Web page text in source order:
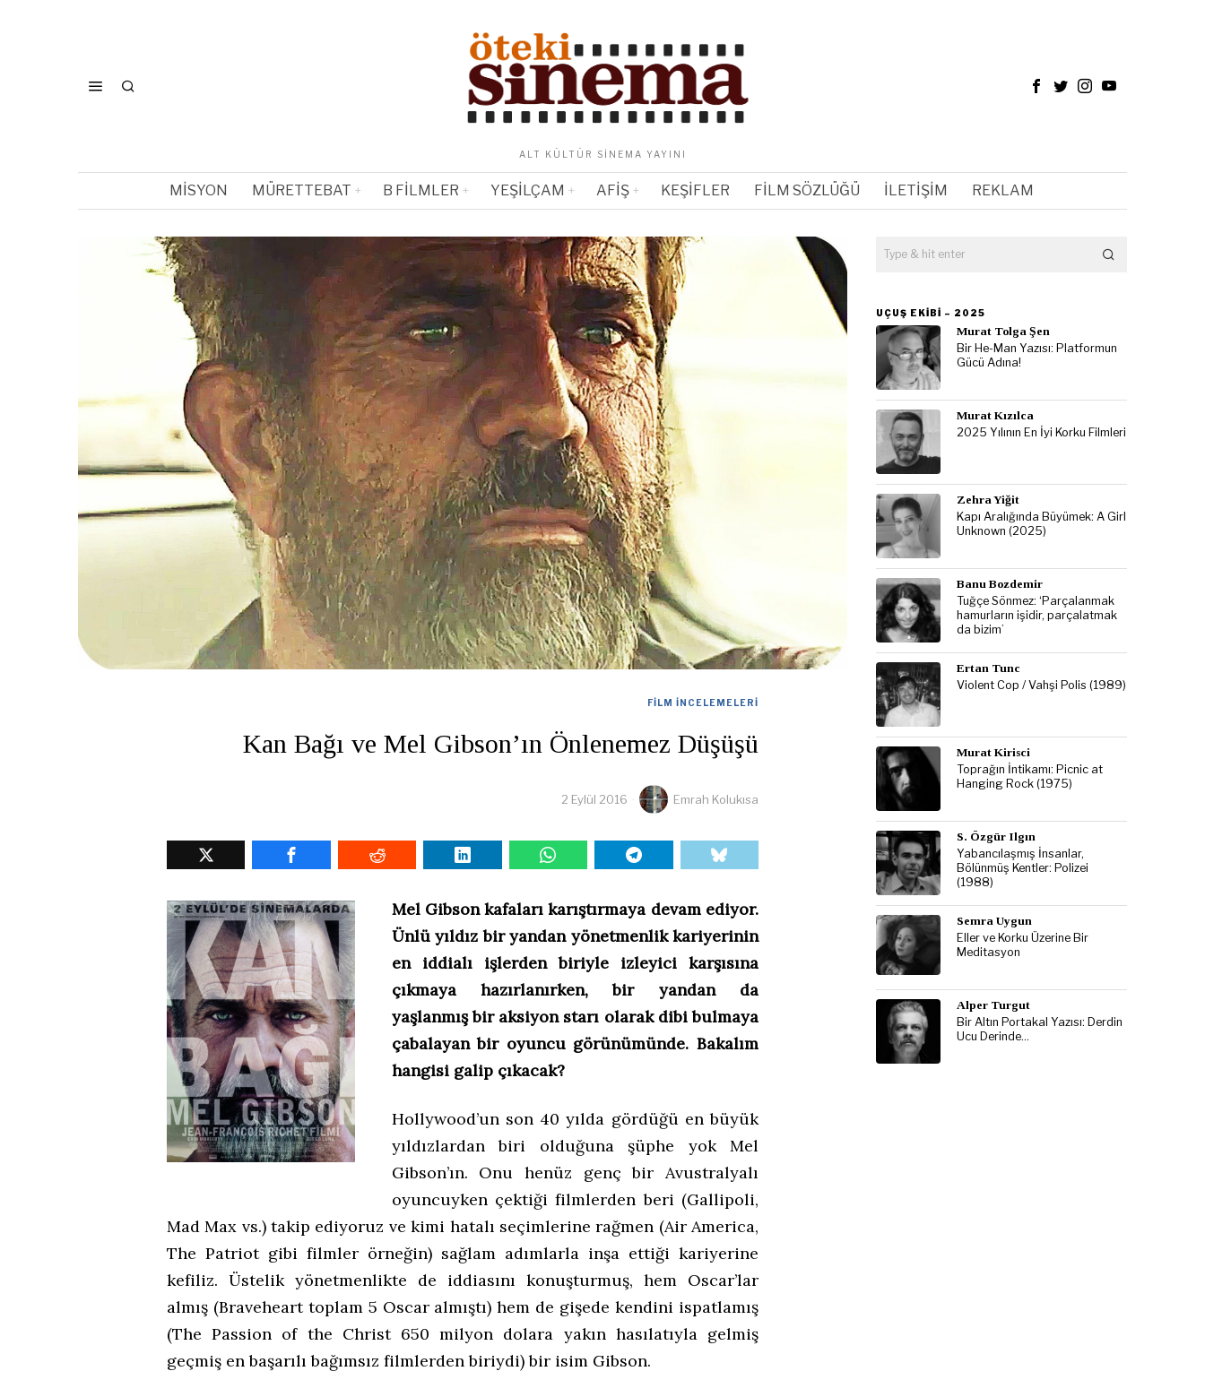
ALT KÜLTÜR SINEMA YAYINI
MISYON MÜRETTEBAT B FILMLER YEŞILÇAM AFIŞ KEŞIFLER FILM SÖZLÜĞÜ İLETIŞIM REKLAM
FILM İNCELEMELERI
Kan Bağı ve Mel Gibson’ın Önlenemez Düşüşü
2 Eylül 2016 Emrah Kolukısa
Mel Gibson kafaları karıştırmaya devam ediyor.
Ünlü yıldız bir yandan yönetmenlik kariyerinin
en iddialı işlerden biriyle izleyici karşısına
çıkmaya hazırlanırken, bir yandan da
yaşlanmış bir aksiyon starı olarak dibi bulmaya
çabalayan bir oyuncu görünümünde. Bakalım
hangisi galip çıkacak?
Hollywood’un son 40 yılda gördüğü en büyük
yıldızlardan biri olduğuna şüphe yok Mel
Gibson’ın. Onu henüz genç bir Avustralyalı
oyuncuyken çektiği filmlerden beri (Gallipoli,
Mad Max vs.) takip ediyoruz ve kimi hatalı seçimlerine rağmen (Air America,
The Patriot gibi filmler örneğin) sağlam adımlarla inşa ettiği kariyerine
kefiliz. Üstelik yönetmenlikte de iddiasını konuşturmuş, hem Oscar’lar
almış (Braveheart toplam 5 Oscar almıştı) hem de gişede kendini ispatlamış
(The Passion of the Christ 650 milyon dolara yakın hasılatıyla gelmiş
geçmiş en başarılı bağımsız filmlerden biriydi) bir isim Gibson.
UÇUŞ EKIBI – 2025
Murat Tolga Şen
Bir He-Man Yazısı: Platformun
Gücü Adına!
Murat Kızılca
2025 Yılının En İyi Korku Filmleri
Zehra Yiğit
Kapı Aralığında Büyümek: A Girl
Unknown (2025)
Banu Bozdemir
Tuğçe Sönmez: ‘Parçalanmak
hamurların işidir, parçalatmak
da bizim’
Ertan Tunc
Violent Cop / Vahşi Polis (1989)
Murat Kirisci
Toprağın İntikamı: Picnic at
Hanging Rock (1975)
S. Özgür Ilgın
Yabancılaşmış İnsanlar,
Bölünmüş Kentler: Polizei
(1988)
Semra Uygun
Eller ve Korku Üzerine Bir
Meditasyon
Alper Turgut
Bir Altın Portakal Yazısı: Derdin
Ucu Derinde…